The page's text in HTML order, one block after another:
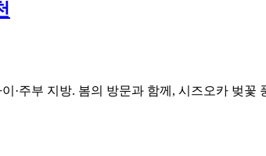
주부 지방. 봄의 방문과 함께, 시즈오카 벚꽃